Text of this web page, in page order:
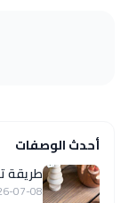
أحدث الوصفات
طريقة
07-08